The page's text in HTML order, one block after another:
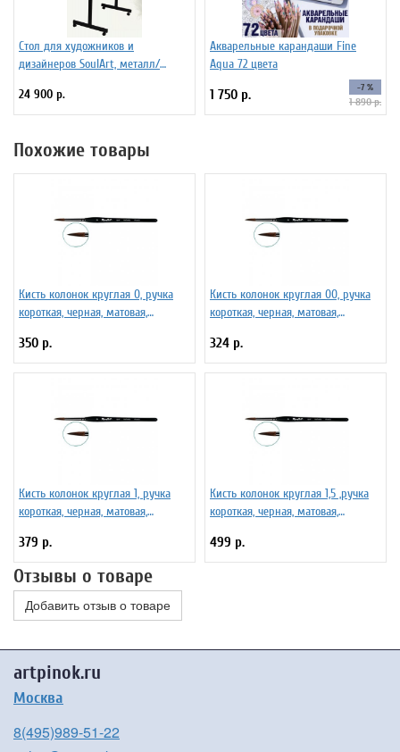
Стол для художников и
дизайнеров SoulArt, металл/
24 900 р.
Акварельные карандаши Fine
Aqua 72 цвета
1 750 р. -7 %
1 890 р.
Похожие товары
Кисть колонок круглая 0, ручка
короткая, черная, матовая,
350 р.
Кисть колонок круглая 00, ручка
короткая, черная, матовая,
324 р.
Кисть колонок круглая 1, ручка
короткая, черная, матовая,
379 р.
Кисть колонок круглая 1,5 ,ручка
короткая, черная, матовая,
499 р.
Отзывы о товаре
Добавить отзыв о товаре
artpinok.ru
Москва
8(495)989-51-22